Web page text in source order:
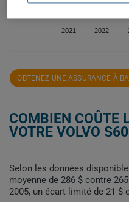
2021 2022
200$
OBTENEZ UNE ASSURANCE À
COMBIEN COÛTE
VOTRE VOLVO
Selon les données
moyenne de 286 $ contre
2005, un écart limité de 21 $